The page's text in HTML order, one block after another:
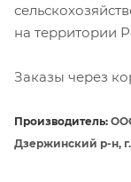
на территории
Заказы через
Производитель:
Дзержинский р-н,